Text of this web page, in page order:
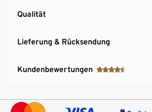
Qualität
Lieferung & Rücksendung
Kundenbewertungen